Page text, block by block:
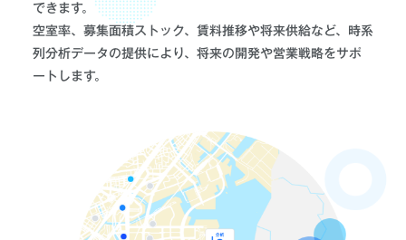
できます。
空室率、募集面積ストック、賃料推移や将来供給など、時系
列分析データの提供により、将来の開発や営業戦略をサポ
ートします。